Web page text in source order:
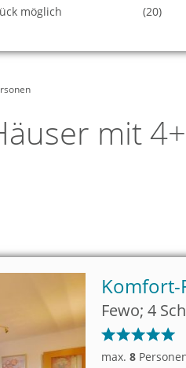
möglich
(20)
mit
Komfort-
Fewo; 4
max. 8